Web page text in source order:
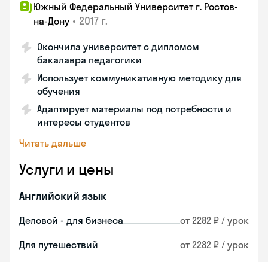
Южный Федеральный Университет г. Ростов-
на-Дону • 2017 г.
Окончила университет с дипломом
бакалавра педагогики
Использует коммуникативную методику для
обучения
Адаптирует материалы под потребности и
интересы студентов
Читать дальше
Услуги и цены
Английский язык
Деловой - для бизнеса от 2282 ₽ / урок
Для путешествий от 2282 ₽ / урок